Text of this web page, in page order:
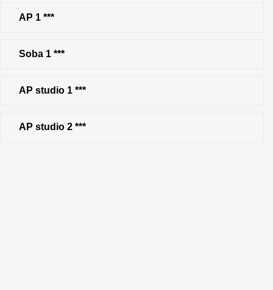
AP 1 ***
Soba 1 ***
AP studio 1 ***
AP studio 2 ***